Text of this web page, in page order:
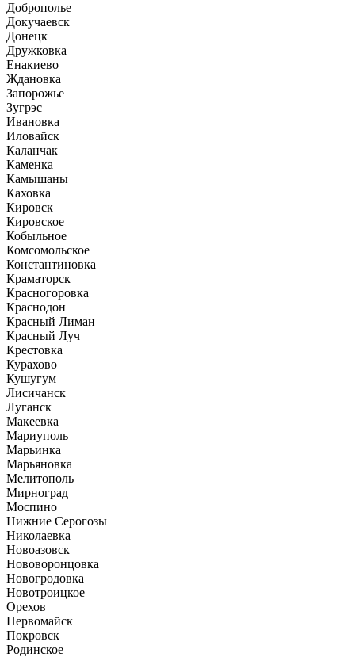
Доброполье
Докучаевск
Донецк
Дружковка
Енакиево
Ждановка
Запорожье
Зугрэс
Ивановка
Иловайск
Каланчак
Каменка
Камышаны
Каховка
Кировск
Кировское
Кобыльное
Комсомольское
Константиновка
Краматорск
Красногоровка
Краснодон
Красный Лиман
Красный Луч
Крестовка
Курахово
Кушугум
Лисичанск
Луганск
Макеевка
Мариуполь
Марьинка
Марьяновка
Мелитополь
Мирноград
Моспино
Нижние Серогозы
Николаевка
Новоазовск
Нововоронцовка
Новогродовка
Новотроицкое
Орехов
Первомайск
Покровск
Родинское